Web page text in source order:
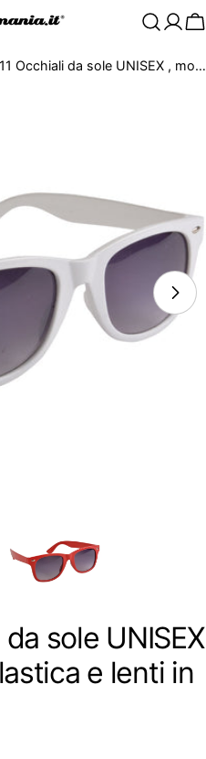
G14411 Occhiali da sole UNISEX , montatura in plastica e lenti in policarbonato
sole UNISEX
e lenti in